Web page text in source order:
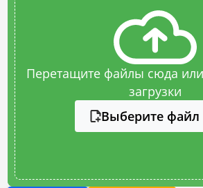
Перетащите файлы сюда
загрузки
Выберите файл